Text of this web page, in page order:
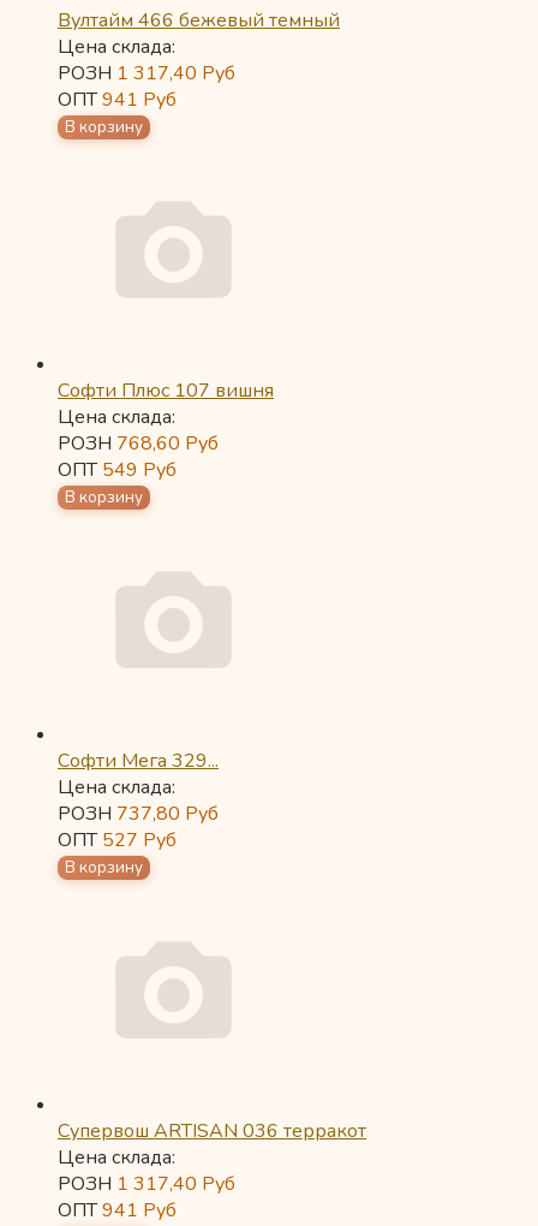
Вултайм 466 бежевый темный
Цена склада:
РОЗН 1 317,40 Руб
ОПТ941 Руб
Софти Плюс 107 вишня
Цена склада:
РОЗН 768,60 Руб
ОПТ549 Руб
Софти Мега 329...
Цена склада:
РОЗН 737,80 Руб
ОПТ527 Руб
Супервош ARTISAN 036 терракот
Цена склада:
РОЗН 1 317,40 Руб
ОПТ941 Руб